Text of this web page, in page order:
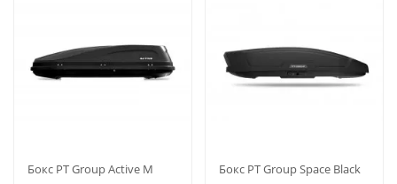
Бокс PT Group Active M Бокс PT Group Space Black